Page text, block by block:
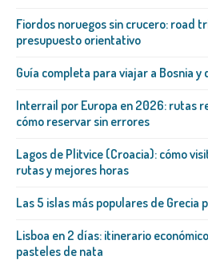
Fiordos noruegos sin crucero: road
presupuesto orientativo
Guía completa para viajar a Bosnia
Interrail por Europa en 2026: rutas
cómo reservar sin errores
Lagos de Plitvice (Croacia): cómo
rutas y mejores horas
Las 5 islas más populares de Grecia
Lisboa en 2 días: itinerario
pasteles de nata